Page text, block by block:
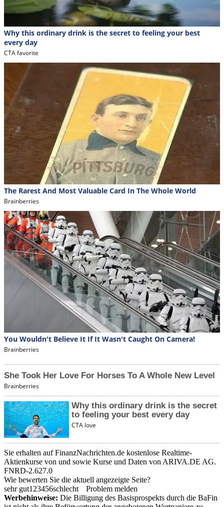
Sie erhalten auf FinanzNachrichten.de kostenlose Realtime-
Aktienkurse von und sowie Kurse und Daten von ARIVA.DE AG.
FNRD-2.627.0
Wie bewerten Sie die aktuell angezeigte Seite?
sehr gut1 23456schlecht
Problem melden
Werbehinweise: Die Billigung des Basisprospekts durch die BaFin